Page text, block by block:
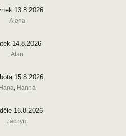
13.8.2026
Alena
14.8.2026
Alan
15.8.2026
Hana, Hanna
16.8.2026
Jáchym